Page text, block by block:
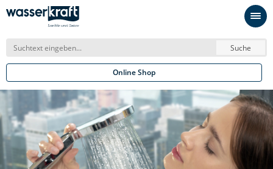
Suche
Online Shop